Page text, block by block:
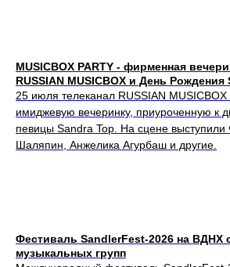
MUSICBOX PARTY - фирменная
RUSSIAN MUSICBOX и День Рождения
25 июля телеканал RUSSIAN
имиджевую вечеринку, приуроченную к
певицы Sandra Top. На сцене
Шаляпин, Анжелика Агурбаш и другие.
Фестиваль SandlerFest-2026 на ВДНХ
музыкальных групп